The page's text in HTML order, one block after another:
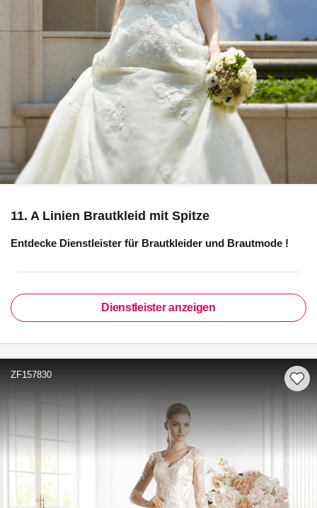
11. A Linien Brautkleid mit Spitze
Entdecke Dienstleister für Brautkleider und Brautmode !
Dienstleister anzeigen
ZF157830